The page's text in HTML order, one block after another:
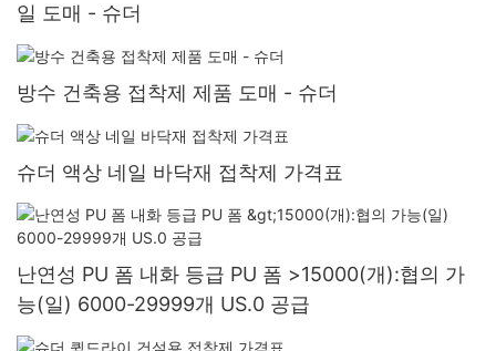
일 도매 - 슈더
방수 건축용 접착제 제품 도매 - 슈더
슈더 액상 네일 바닥재 접착제 가격표
난연성 PU 폼 내화 등급 PU 폼 >15000(개):협의 가
능(일) 6000-29999개 US.0 공급